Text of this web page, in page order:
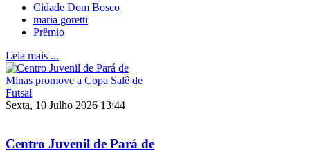
Cidade Dom Bosco
maria goretti
Prêmio
Leia mais ...
Sexta, 10 Julho 2026 13:44
Centro Juvenil de Pará de